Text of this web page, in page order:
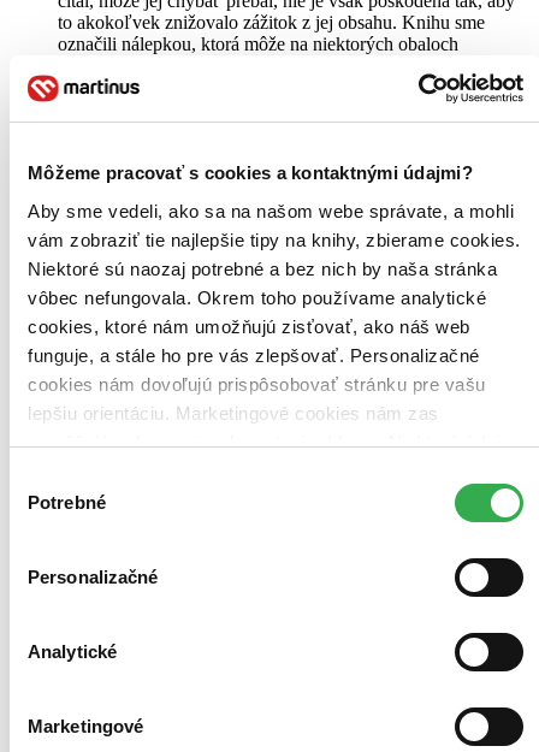
Môžeme pracovať s cookies a kontaktnými údajmi?
Aby sme vedeli, ako sa na našom webe správate, a mohli
vám zobraziť tie najlepšie tipy na knihy, zbierame cookies.
Niektoré sú naozaj potrebné a bez nich by naša stránka
vôbec nefungovala. Okrem toho používame analytické
cookies, ktoré nám umožňujú zisťovať, ako náš web
funguje, a stále ho pre vás zlepšovať. Personalizačné
cookies nám dovoľujú prispôsobovať stránku pre vašu
lepšiu orientáciu. Marketingové cookies nám zas
umožňujú zobrazenie relevantnej reklamy. Niektoré údaje
keby sme mohli používať všetky tieto cookies. Ďakujeme!
súhlasu
Potrebné
Personalizačné
Analytické
Marketingové
to akokoľvek znižovalo zážitok z jej obsahu. Knihu sme
označili nálepkou, ktorá môže na niektorých obaloch
3,89 €
možné, že bude onedlho úplne vypredaný. Ak ho chcete mať,
Vložiť do košíka